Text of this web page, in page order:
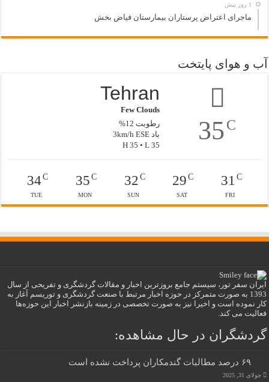
1 روز پیش
ماجرای اعتراض پرستاران بیمارستان فیاض بخش
آب و هوای پایتخت
35C
Tehran
Few Clouds
رطوبت 12%
باد 3km/h ESE
H 35 • L 35
31 C
FRI
29 C
SAT
32C
SUN
35C
MON
34C
TUE
ایران سفر تور، سیستم جامع بروزترین اخبار و مقالات گردشگری و تفریحی از سال
1393 به صورت متمرکز در حوزه اخبار مرتبط با صنعت گردشگری و توریسم آغاز به
کار نموده است و اخیرا نیز به صورت تخصصی در زمینه بازنشر اخبار این حوزه‌ها
فعالیت می کند.
گردشگران در حال مشاهده:
۶۹ درصد مطالبات گندمکاران پرداخت نشده است
جولای 31, 2025